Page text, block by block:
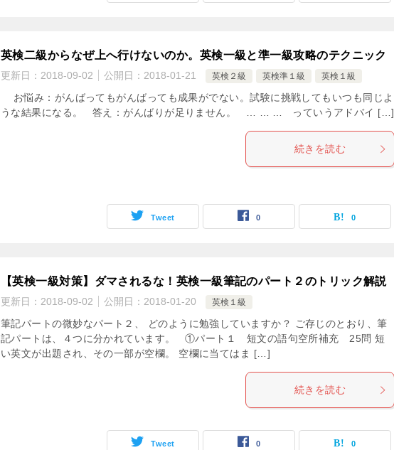
英検二級からなぜ上へ行けないのか。英検一級と準一級攻略のテクニック
更新日： 2018-09-02 公開日： 2018-01-21 英検２級 英検準１級 英検１級
お悩み：がんばってもがんばっても成果がでない。試験に挑戦してもいつも同じよ
うな結果になる。 答え：がんばりが足りません。 … … … っていうアドバイ […]
続きを読む
Tweet 0 0
【英検一級対策】ダマされるな！英検一級筆記のパート２のトリック解説
更新日： 2018-09-02 公開日： 2018-01-20 英検１級
筆記パートの微妙なパート２、 どのように勉強していますか？ ご存じのとおり、筆
記パートは、４つに分かれています。 ①パート１ 短文の語句空所補充 25問 短
い英文が出題され、その一部が空欄。 空欄に当てはま […]
続きを読む
Tweet 0 0